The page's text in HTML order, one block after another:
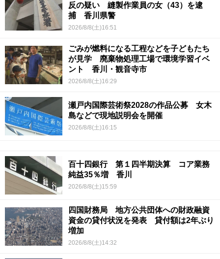
反の疑い 縫製作業員の女（43）を逮
捕 香川県警
2026/8/8(土)16:51
ごみが燃料になる工程などを子どもたち
が見学 廃棄物処理工場で環境学習イベ
ント 香川・観音寺市
2026/8/8(土)16:29
瀬戸内国際芸術祭2028の作品公募 女木
島などで現地説明会を開催
2026/8/8(土)16:15
百十四銀行 第１四半期決算 コア業務
純益35％増 香川
2026/8/8(土)15:59
四国財務局 地方公共団体への財政融資
資金の貸付状況を発表 貸付額は2年ぶり
増加
2026/8/8(土)14:32